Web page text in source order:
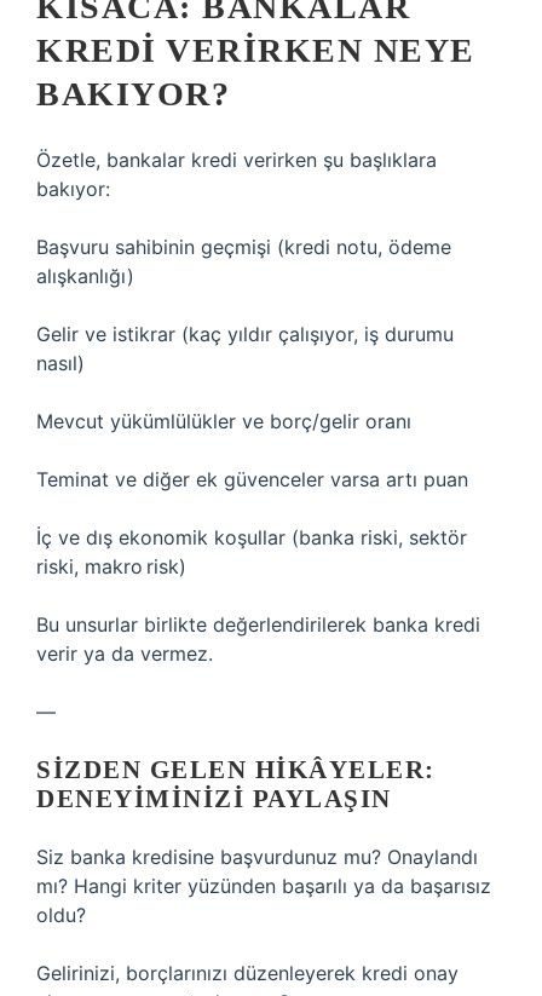
KREDI VERIRKEN NEYE
BAKIYOR?
Özetle, bankalar kredi verirken şu başlıklara
bakıyor:
Başvuru sahibinin geçmişi (kredi notu, ödeme
alışkanlığı)
Gelir ve istikrar (kaç yıldır çalışıyor, iş durumu
nasıl)
Mevcut yükümlülükler ve borç/gelir oranı
Teminat ve diğer ek güvenceler varsa artı puan
İç ve dış ekonomik koşullar (banka riski, sektör
riski, makro risk)
Bu unsurlar birlikte değerlendirilerek banka kredi
verir ya da vermez.
—
SIZDEN GELEN HIKÂYELER:
DENEYIMINIZI PAYLAŞIN
Siz banka kredisine başvurdunuz mu? Onaylandı
mı? Hangi kriter yüzünden başarılı ya da başarısız
oldu?
Gelirinizi, borçlarınızı düzenleyerek kredi onay